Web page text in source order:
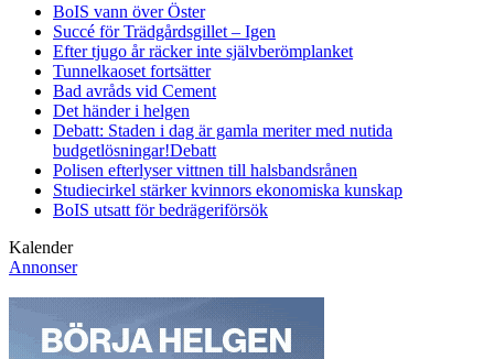
BoIS vann över Öster
Succé för Trädgårdsgillet – Igen
Efter tjugo år räcker inte självberömplanket
Tunnelkaoset fortsätter
Bad avråds vid Cement
Det händer i helgen
Debatt: Staden i dag är gamla meriter med nutida
budgetlösningar!Debatt
Polisen efterlyser vittnen till halsbandsrånen
Studiecirkel stärker kvinnors ekonomiska kunskap
BoIS utsatt för bedrägeriförsök
Kalender
Annonser